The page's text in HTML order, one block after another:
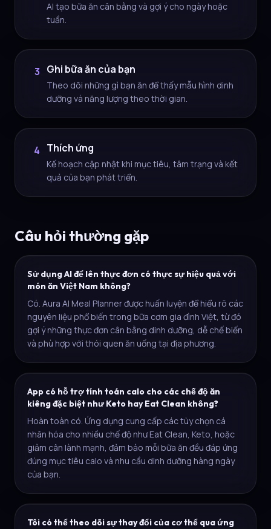
AI tạo bữa ăn cân bằng và gợi ý cho ngày hoặc
tuần.
3 Ghi bữa ăn của bạn
Theo dõi những gì bạn ăn để thấy mẫu hình dinh
dưỡng và năng lượng theo thời gian.
4 Thích ứng
Kế hoạch cập nhật khi mục tiêu, tâm trạng và kết
quả của bạn phát triển.
Câu hỏi thường gặp
Sử dụng AI để lên thực đơn có thực sự hiệu quả với
món ăn Việt Nam không?
Có. Aura AI Meal Planner được huấn luyện để hiểu rõ các
nguyên liệu phổ biến trong bữa cơm gia đình Việt, từ đó
gợi ý những thực đơn cân bằng dinh dưỡng, dễ chế biến
và phù hợp với thói quen ăn uống tại địa phương.
App có hỗ trợ tính toán calo cho các chế độ ăn
kiêng đặc biệt như Keto hay Eat Clean không?
Hoàn toàn có. Ứng dụng cung cấp các tùy chọn cá
nhân hóa cho nhiều chế độ như Eat Clean, Keto, hoặc
giảm cân lành mạnh, đảm bảo mỗi bữa ăn đều đáp ứng
đúng mục tiêu calo và nhu cầu dinh dưỡng hàng ngày
của bạn.
Tôi có thể theo dõi sự thay đổi của cơ thể qua ứng